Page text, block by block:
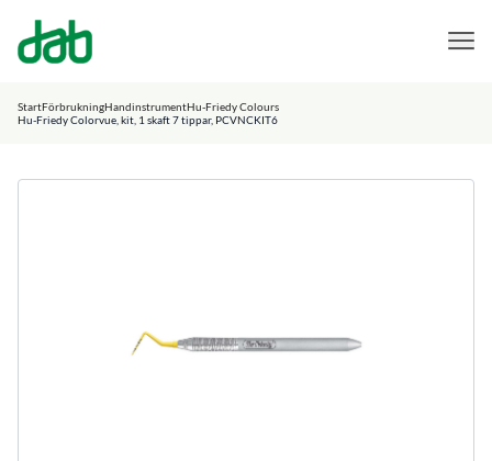
DAB Dental
StartFörbrukningHandinstrumentHu-Friedy Colours
Hu-Friedy Colorvue, kit, 1 skaft 7 tippar, PCVNCKIT6